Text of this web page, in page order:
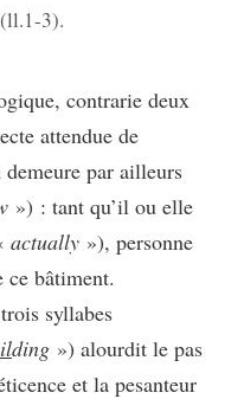
3).
contrarie deux
attendue de
par ailleurs
») : tant qu’il ou elle
actually »), personne
ce bâtiment.
syllabes
ding ») alourdit le pas
et la pesanteur